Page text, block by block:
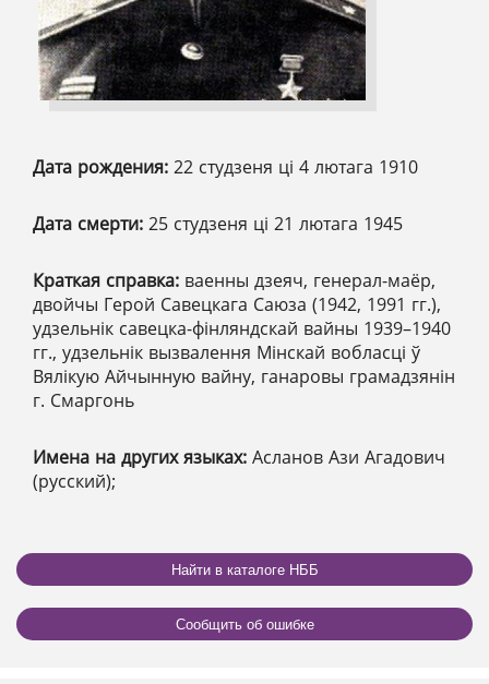
Дата рождения: 22 студзеня ці 4 лютага 1910
Дата смерти: 25 студзеня ці 21 лютага 1945
Краткая справка: ваенны дзеяч, генерал-маёр,
двойчы Герой Савецкага Саюза (1942, 1991 гг.),
удзельнік савецка-фінляндскай вайны 1939–1940
гг., удзельнік вызвалення Мінскай вобласці ў
Вялікую Айчынную вайну, ганаровы грамадзянін
г. Смаргонь
Имена на других языках: Асланов Ази Агадович
(русский);
Найти в каталоге НББ
Сообщить об ошибке